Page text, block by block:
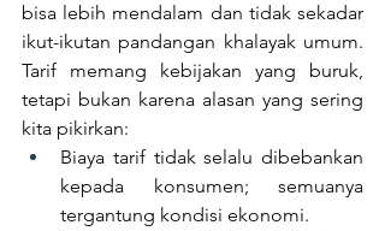
bisa lebih mendalam dan tidak sekadar
ikut-ikutan pandangan khalayak umum.
Tarif memang kebijakan yang buruk,
tetapi bukan karena alasan yang sering
kita pikirkan:
Biaya tarif tidak selalu dibebankan
kepada konsumen; semuanya
tergantung kondisi ekonomi.